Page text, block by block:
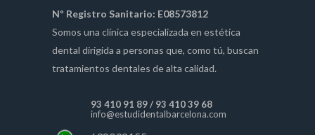
Nº Registro Sanitario: E08573812
Somos una clínica especializada en estética
dental dirigida a personas que, como tú, buscan
tratamientos dentales de alta calidad.
93 410 91 89/ 93 410 39 68
info@estudidentalbarcelona.com